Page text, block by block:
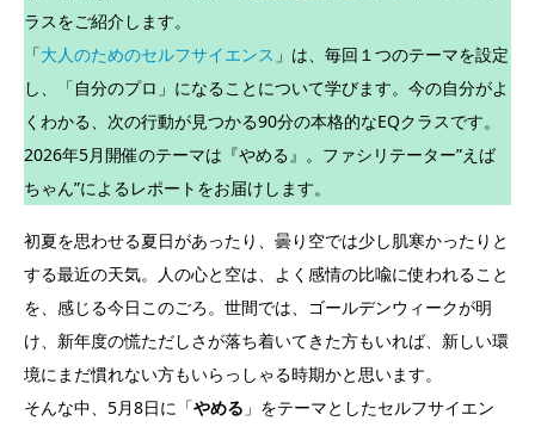
ラスをご紹介します。
「大人のためのセルフサイエンス 」は、毎回１つのテーマを設定
し、「自分のプロ」になることについて学びます。今の自分がよ
くわかる、次の行動が見つかる90分の本格的なEQクラスです。
2026年5月開催のテーマは『やめる』。ファシリテーター”えば
ちゃん”によるレポートをお届けします。
初夏を思わせる夏日があったり、曇り空では少し肌寒かったりと
する最近の天気。人の心と空は、よく感情の比喩に使われること
を、感じる今日このごろ。世間では、ゴールデンウィークが明
け、新年度の慌ただしさが落ち着いてきた方もいれば、新しい環
境にまだ慣れない方もいらっしゃる時期かと思います。
そんな中、5月8日に「やめる 」をテーマとしたセルフサイエン